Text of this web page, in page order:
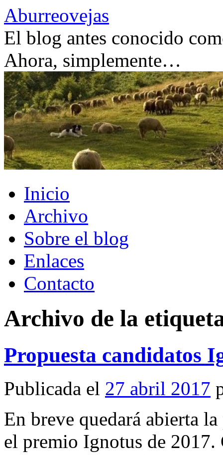
Saltar
al
contenido
Aburreovejas
El blog antes conocido
Ahora, simplemente…
Inicio
Archivo
Sobre el blog
Enlaces
Contacto
Archivo de la
Propuesta candidatos
Publicada el 27 abril 2017
En breve quedará abierta
el premio Ignotus de